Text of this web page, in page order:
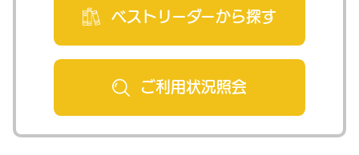
ベストリーダーから探す
ご利用状況照会